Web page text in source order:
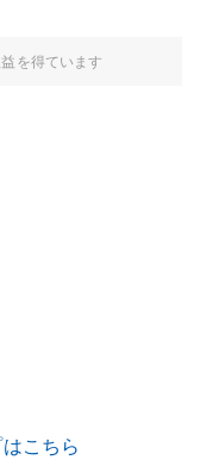
を得ています
こちら